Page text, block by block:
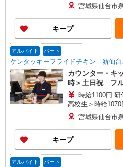
宮城県仙台市
キープ
アルバイト パート
ケンタッキーフライドチキン 新仙台
カウンター・キ
時＞土日祝 フ
時給1100円 研
高校生＞時給
宮城県仙台市
キープ
アルバイト パート